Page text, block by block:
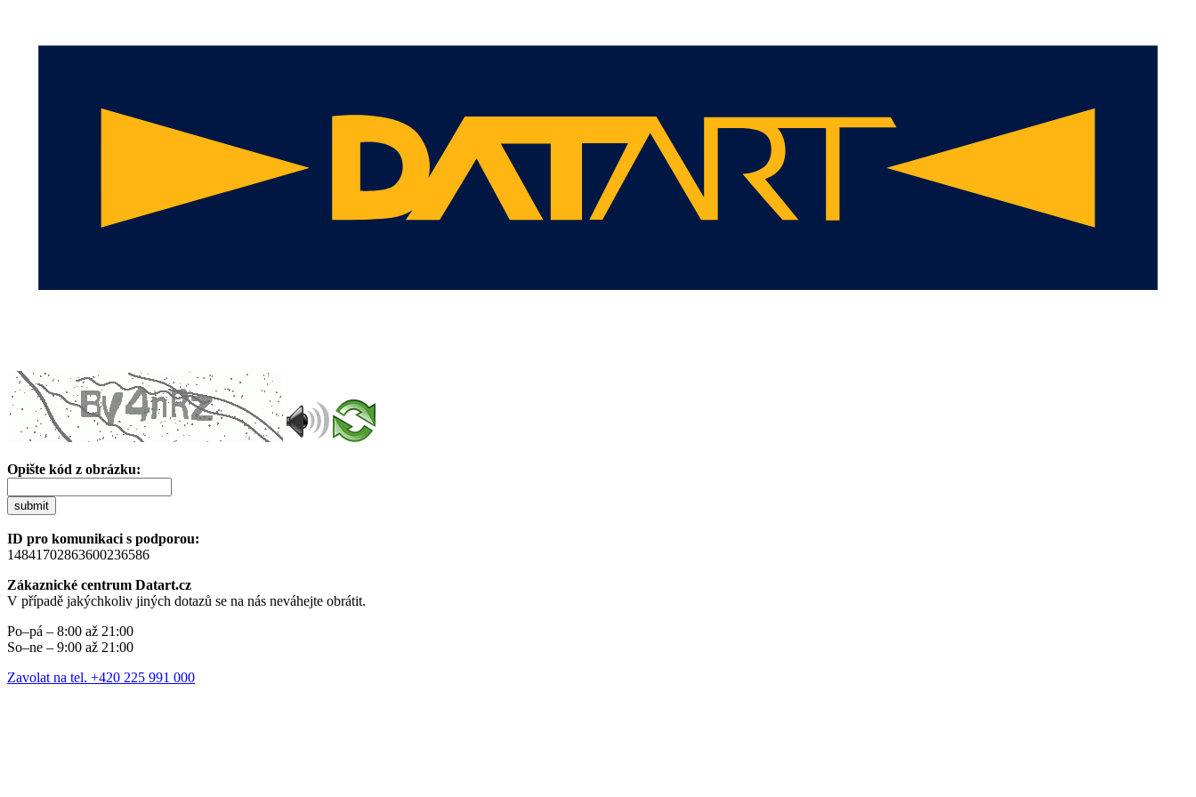
Opište kód z obrázku:
submit
ID pro komunikaci s podporou:
14841702863600236586
Zákaznické centrum Datart.cz
V případě jakýchkoliv jiných dotazů se na nás neváhejte obrátit.
Po–pá – 8:00 až 21:00
So–ne – 9:00 až 21:00
Zavolat na tel. +420 225 991 000